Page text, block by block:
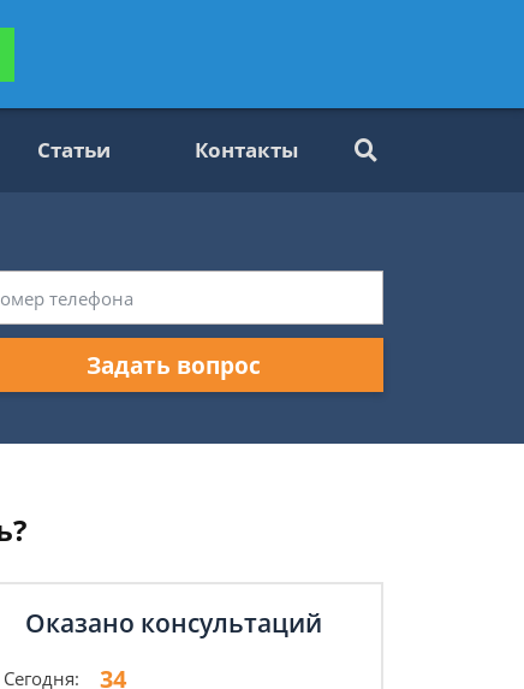
Статьи Контакты
Задать вопрос
Оказано консультаций
Сегодня: 34